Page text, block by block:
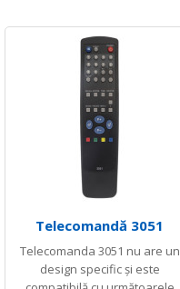
Telecomandă 3051
Telecomanda 3051 nu are un
design specific și este